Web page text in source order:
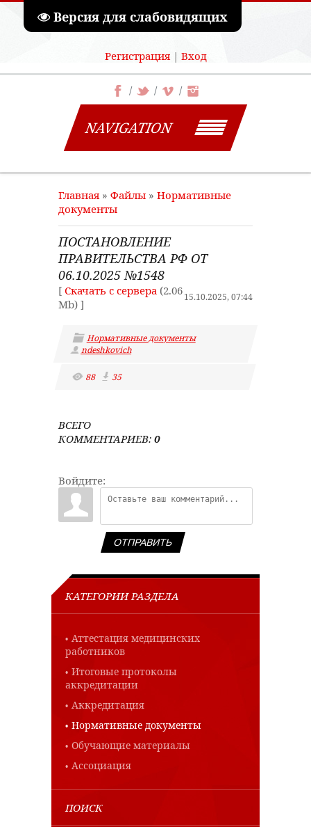
Версия для слабовидящих
Регистрация| Вход
NAVIGATION
Главная» Файлы » Нормативные
документы
ПОСТАНОВЛЕНИЕ
ПРАВИТЕЛЬСТВА РФ ОТ
06.10.2025 №1548
[ Скачать с сервера (2.06
Mb) ]
15.10.2025, 07:44
Нормативные документы
ndeshkovich
88 35
ВСЕГО
КОММЕНТАРИЕВ: 0
Войдите:
ОТПРАВИТЬ
КАТЕГОРИИ РАЗДЕЛА
Аттестация медицинских
работников
Итоговые протоколы
аккредитации
Аккредитация
Нормативные документы
Обучающие материалы
Ассоциация
ПОИСК